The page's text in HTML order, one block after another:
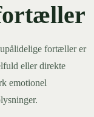
fortæller er
eller direkte
emotionel